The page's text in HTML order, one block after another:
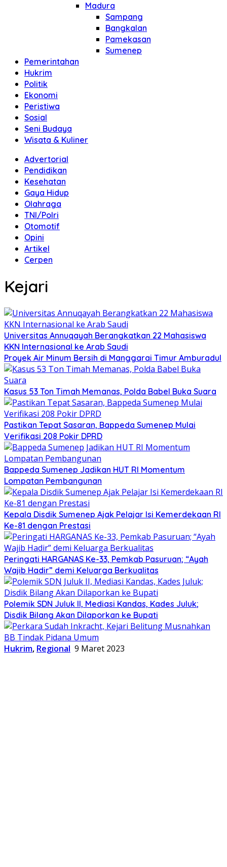
Madura
Sampang
Bangkalan
Pamekasan
Sumenep
Pemerintahan
Hukrim
Politik
Ekonomi
Peristiwa
Sosial
Seni Budaya
Wisata & Kuliner
Advertorial
Pendidikan
Kesehatan
Gaya Hidup
Olahraga
TNI/Polri
Otomotif
Opini
Artikel
Cerpen
Kejari
Universitas Annuqayah Berangkatkan 22 Mahasiswa
KKN Internasional ke Arab Saudi
Proyek Air Minum Bersih di Manggarai Timur Amburadul
Kasus 53 Ton Timah Memanas, Polda Babel Buka Suara
Pastikan Tepat Sasaran, Bappeda Sumenep Mulai
Verifikasi 208 Pokir DPRD
Bappeda Sumenep Jadikan HUT RI Momentum
Lompatan Pembangunan
Kepala Disdik Sumenep Ajak Pelajar Isi Kemerdekaan RI
Ke-81 dengan Prestasi
Peringati HARGANAS Ke-33, Pemkab Pasuruan; “Ayah
Wajib Hadir” demi Keluarga Berkualitas
Polemik SDN Juluk II, Mediasi Kandas, Kades Juluk;
Disdik Bilang Akan Dilaporkan ke Bupati
Hukrim, Regional 9 Maret 2023